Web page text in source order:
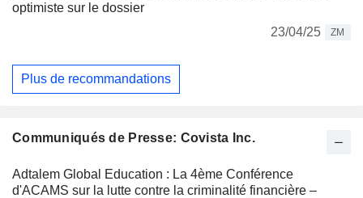
optimiste sur le dossier
23/04/25
ZM
Plus de recommandations
Communiqués de Presse: Covista Inc.
Adtalem Global Education : La 4ème Conférence
d'ACAMS sur la lutte contre la criminalité financière –